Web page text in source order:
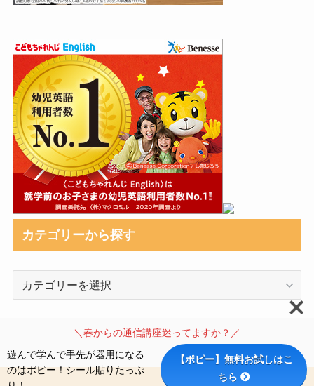
カテゴリーから探す
ー
か
ら
＼春からの通信講座迷ってますか？／
遊んで学んで手先が器用になる
のはポピー！シール貼りたっぷ
【ポピー】無料お試しはこ
ちら